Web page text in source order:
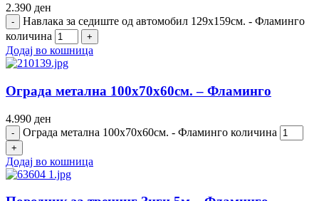
2.390 ден
Навлака за седиште од автомобил 129х159см. - Фламинго
количина
Додај во кошница
Ограда метална 100х70х60см. – Фламинго
4.990 ден
Ограда метална 100х70х60см. - Фламинго количина
Додај во кошница